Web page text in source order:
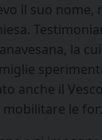
il suo
la
anche il
le